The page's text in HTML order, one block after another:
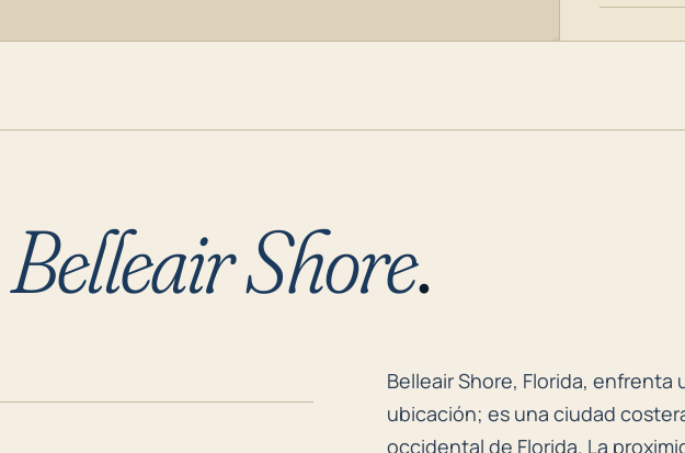
Belleair Shore.
Belleair Shore, Florida,
Belleair Shore, Florida,
ubicación; es una ciudad
occidental de Florida. La